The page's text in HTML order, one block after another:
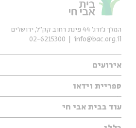
אירועים
עיון
אנגלית
ספריית וידאו
ילדים
מוזיקה
עיון
עוד בבית אבי חי
תערוכות
המלך ג'ורג' 44 פינת רחוב קק״ל, ירושלים
info@bac.org.il
02-6215300